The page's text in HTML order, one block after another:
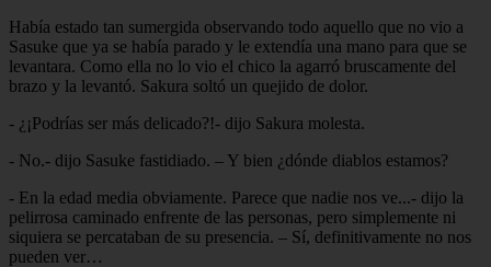
Había estado tan sumergida observando todo aquello que no vio a
Sasuke que ya se había parado y le extendía una mano para que se
levantara. Como ella no lo vio el chico la agarró bruscamente del
brazo y la levantó. Sakura soltó un quejido de dolor.
- ¿¡Podrías ser más delicado?!- dijo Sakura molesta.
- No.- dijo Sasuke fastidiado. – Y bien ¿dónde diablos estamos?
- En la edad media obviamente. Parece que nadie nos ve...- dijo la
pelirrosa caminado enfrente de las personas, pero simplemente ni
siquiera se percataban de su presencia. – Sí, definitivamente no nos
pueden ver…